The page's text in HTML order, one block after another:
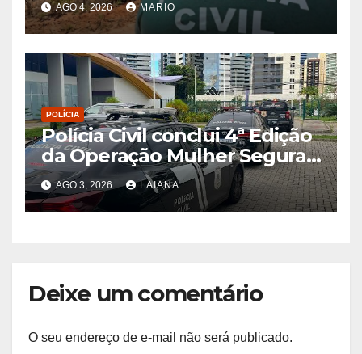
imóveis
AGO 4, 2026 MARIO
POLÍCIA
Polícia Civil conclui 4ª Edição
da Operação Mulher Segura
2026 com 133 prisões e 1.815
diligências na Bahia
AGO 3, 2026 LAIANA
Deixe um comentário
O seu endereço de e-mail não será publicado.